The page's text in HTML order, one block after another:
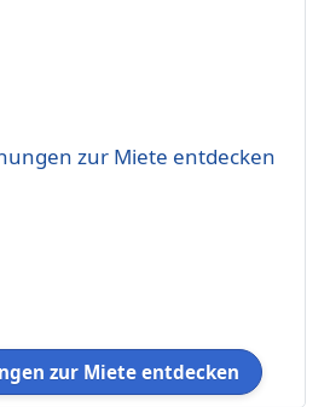
zur Miete entdecken
zur Miete entdecken